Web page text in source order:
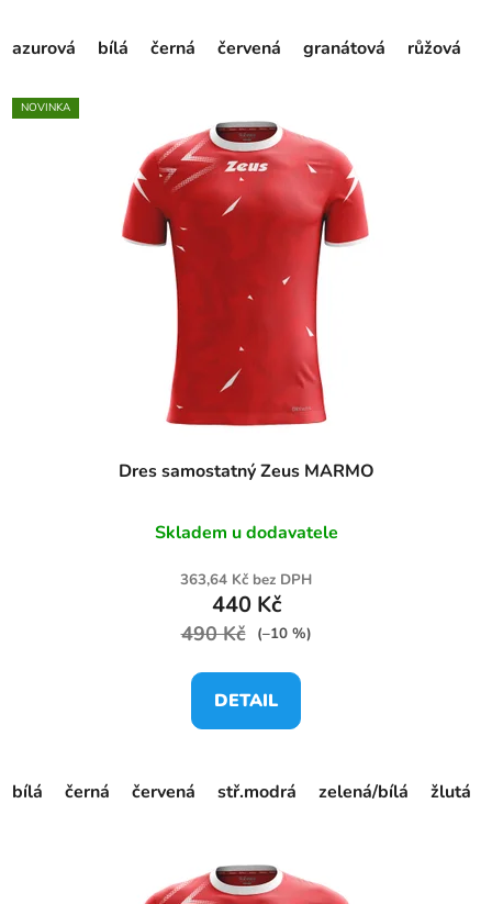
azurová bílá černá červená granátová růžová
NOVINKA
Dres samostatný Zeus MARMO
Skladem u dodavatele
363,64 Kč bez DPH
440 Kč
490 Kč (–10 %)
DETAIL
bílá černá červená stř.modrá zelená/bílá žlutá